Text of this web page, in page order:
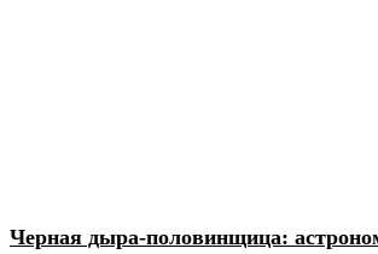
Черная дыра-половинщица: